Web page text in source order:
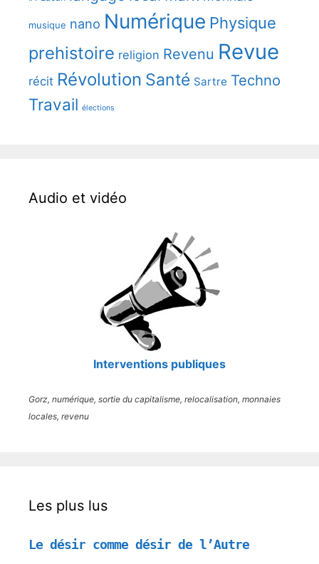
musique nano Numérique Physique
prehistoire religion Revenu Revue
récit Révolution Santé Sartre Techno
Travail élections
Audio et vidéo
Interventions publiques
Gorz, numérique, sortie du capitalisme, relocalisation, monnaies
locales, revenu
Les plus lus
Le désir comme désir de l’Autre